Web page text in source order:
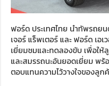
ฟอร์ด ประเทศไทย นำทัพรถย
เจอร์ แร็พเตอร์ และ ฟอร์ด เอ
เยี่ยมชมและทดลองขับ เพื่อให้
และสมรรถนะอันยอดเยี่ยม พ
ตอบแทนความไว้วางใจของลู